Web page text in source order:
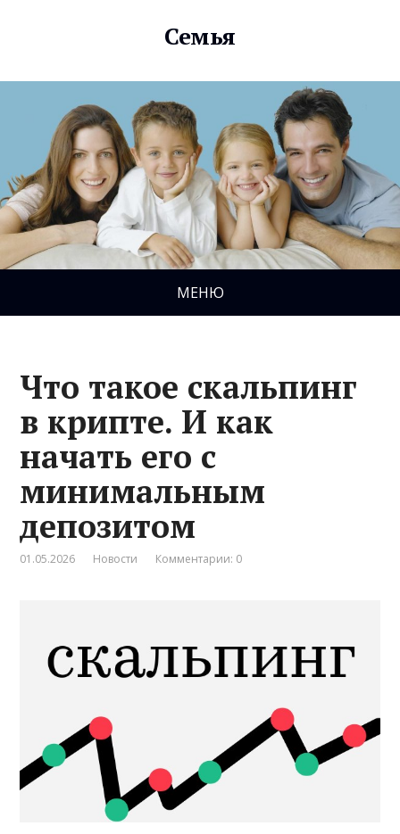
Семья
МЕНЮ
Что такое скальпинг
в крипте. И как
начать его с
минимальным
депозитом
01.05.2026 Новости Комментарии: 0